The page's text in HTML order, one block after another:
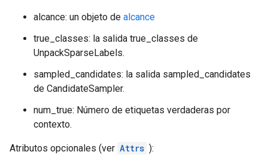
alcance: un objeto de alcance
true_classes: la salida true_classes de
UnpackSparseLabels.
sampled_candidates: la salida sampled_candidates
de CandidateSampler.
num_true: Número de etiquetas verdaderas por
contexto.
Atributos opcionales (ver Attrs ):